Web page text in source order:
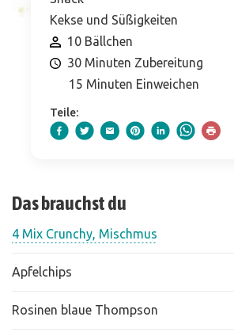
Kekse und Süßigkeiten
10 Bällchen
30 Minuten Zubereitung
15 Minuten Einweichen
Teile:
Das brauchst du
4 Mix Crunchy, Mischmus
Apfelchips
Rosinen blaue Thompson